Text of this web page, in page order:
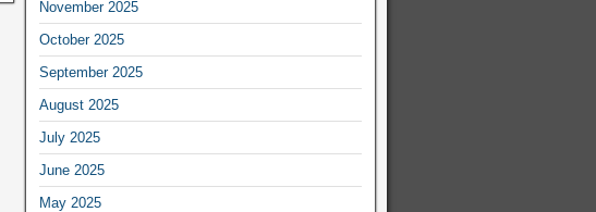
November 2025
October 2025
September 2025
August 2025
July 2025
June 2025
May 2025